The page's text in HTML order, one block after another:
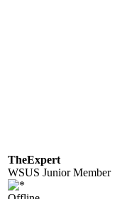
TheExpert
WSUS Junior Member